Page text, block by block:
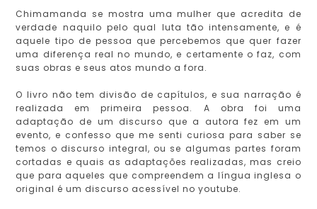
Chimamanda se mostra uma mulher que acredita de
verdade naquilo pelo qual luta tão intensamente, e é
aquele tipo de pessoa que percebemos que quer fazer
uma diferença real no mundo, e certamente o faz, com
suas obras e seus atos mundo a fora.
O livro não tem divisão de capítulos, e sua narração é
realizada em primeira pessoa. A obra foi uma
adaptação de um discurso que a autora fez em um
evento, e confesso que me senti curiosa para saber se
temos o discurso integral, ou se algumas partes foram
cortadas e quais as adaptações realizadas, mas creio
que para aqueles que compreendem a língua inglesa o
original é um discurso acessível no youtube.